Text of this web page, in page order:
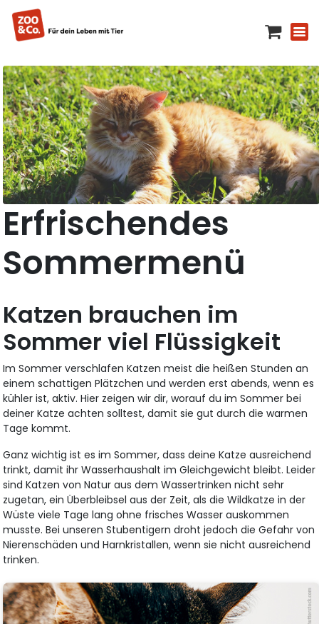
Erfrischendes
Sommermenü
Katzen brauchen im
Sommer viel Flüssigkeit
Im Sommer verschlafen Katzen meist die heißen Stunden an
einem schattigen Plätzchen und werden erst abends, wenn es
kühler ist, aktiv. Hier zeigen wir dir, worauf du im Sommer bei
deiner Katze achten solltest, damit sie gut durch die warmen
Tage kommt.
Ganz wichtig ist es im Sommer, dass deine Katze ausreichend
trinkt, damit ihr Wasserhaushalt im Gleichgewicht bleibt. Leider
sind Katzen von Natur aus dem Wassertrinken nicht sehr
zugetan, ein Überbleibsel aus der Zeit, als die Wildkatze in der
Wüste viele Tage lang ohne frisches Wasser auskommen
musste. Bei unseren Stubentigern droht jedoch die Gefahr von
Nierenschäden und Harnkristallen, wenn sie nicht ausreichend
trinken.